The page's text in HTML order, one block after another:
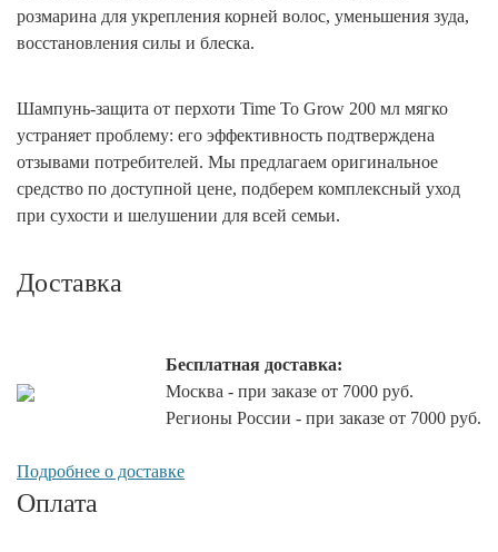
розмарина для укрепления корней волос, уменьшения зуда,
восстановления силы и блеска.
Шампунь-защита от перхоти Time To Grow 200 мл мягко
устраняет проблему: его эффективность подтверждена
отзывами потребителей. Мы предлагаем оригинальное
средство по доступной цене, подберем комплексный уход
при сухости и шелушении для всей семьи.
Доставка
Бесплатная доставка:
Москва - при заказе от 7000 руб.
Регионы России - при заказе от 7000 руб.
Подробнее о доставке
Оплата